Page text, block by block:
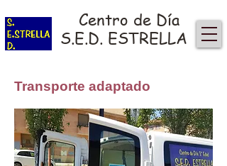
Centro de Día
S.E.D. ESTRELLA
Transporte adaptado